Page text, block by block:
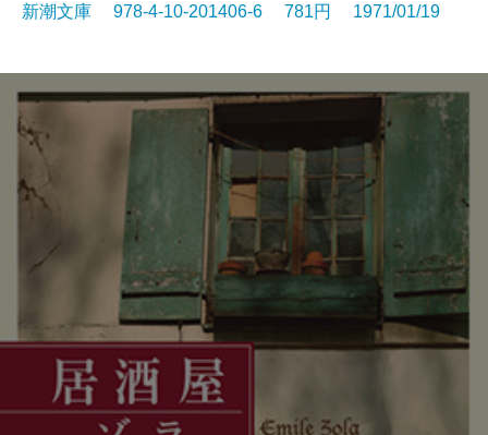
新潮文庫 978-4-10-201406-6 781円 1971/01/19